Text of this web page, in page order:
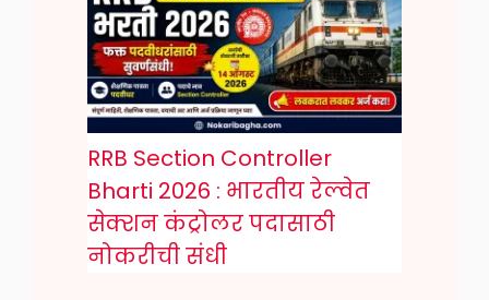
RRB Section Controller
Bharti 2026 : भारतीय रेल्वेत
सेक्शन कंट्रोलर पदासाठी
नोकरीची संधी